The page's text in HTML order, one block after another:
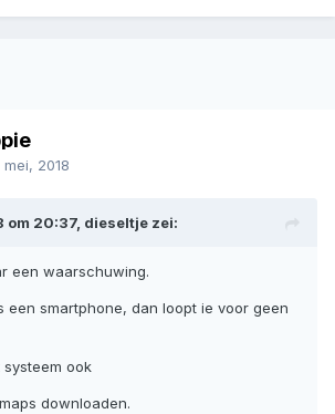
mei, 2018
om 20:37, dieseltje zei:
een waarschuwing.
een smartphone, dan loopt ie voor geen
ook
downloaden.